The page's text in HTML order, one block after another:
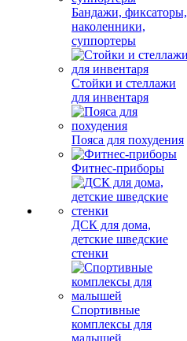
Бандажи, фиксаторы,
наколенники,
суппортеры
Стойки и стеллажи
для инвентаря
Пояса для похудения
Фитнес-приборы
ДСК для дома,
детские шведские
стенки
Спортивные
комплексы для
малышей